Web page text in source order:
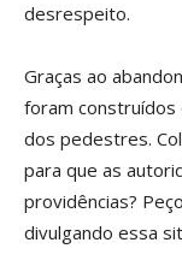
desrespeito.
Graças ao
foram construídos
dos pedestres.
para que as
providências?
divulgando essa